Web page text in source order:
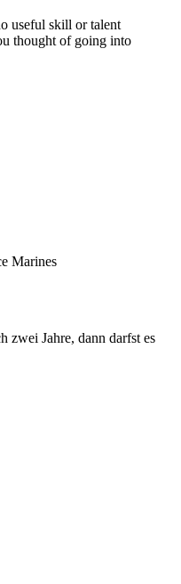
useful skill or talent
thought of going into
Marines
zwei Jahre, dann darfst es